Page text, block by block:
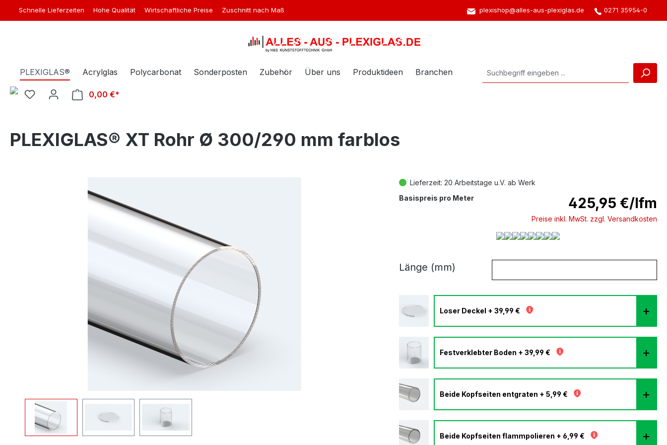
Zur Hauptnavigation springen
Schnelle Lieferzeiten Hohe Qualität Wirtschaftliche Preise Zuschnitt nach Maß plexishop@alles-aus-plexiglas.de 0271 35954-0
PLEXIGLAS® Acrylglas Polycarbonat Sonderposten Zubehör Über uns Produktideen Branchen
0,00 €*
PLEXIGLAS® XT Rohr Ø 300/290 mm farblos
Lieferzeit: 20 Arbeitstage u.V. ab Werk
Basispreis pro Meter
425,95 €/lfm
Preise inkl. MwSt. zzgl. Versandkosten
Länge (mm)
Loser Deckel + 39,99 €
Festverklebter Boden + 39,99 €
Beide Kopfseiten entgraten + 5,99 €
Beide Kopfseiten flammpolieren + 6,99 €